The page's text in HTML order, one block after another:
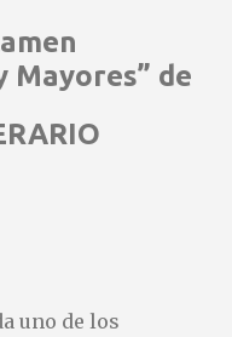
Mayores” de
dejar volar vuestra
y compartir con otros
que os va a ayudar a
personas . Así que, ¡no
relato aparezca
uno de los